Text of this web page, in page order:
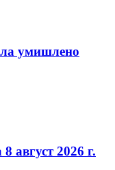
умишлено
август 2026 г.